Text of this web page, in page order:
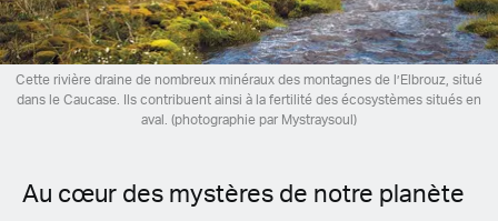
German
French
Czech
Cette rivière draine de nombreux minéraux des montagnes de l’Elbrouz, situé
dans le Caucase. Ils contribuent ainsi à la fertilité des écosystèmes situés en
aval. (photographie par Mystraysoul)
Au cœur des mystères de notre planète